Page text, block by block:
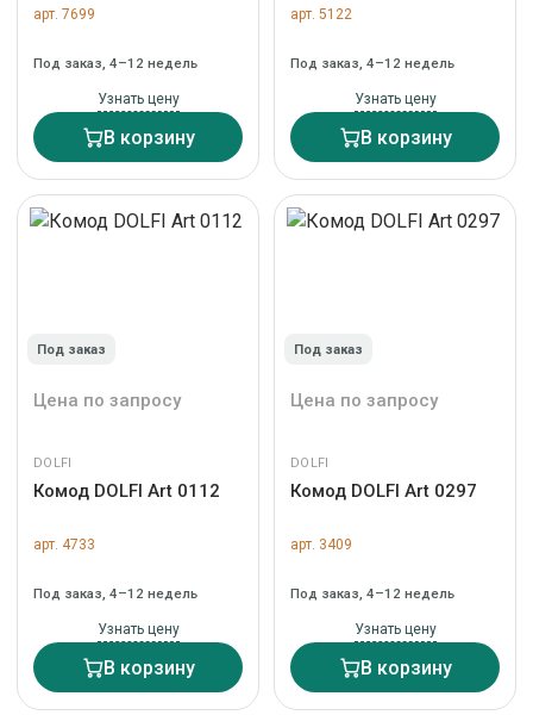
арт. 7699
Под заказ, 4–12 недель
Узнать цену
В корзину
арт. 5122
Под заказ, 4–12 недель
Узнать цену
В корзину
Под заказ
Цена по запросу
DOLFI
Комод DOLFI Art 0112
арт. 4733
Под заказ, 4–12 недель
Узнать цену
В корзину
Под заказ
Цена по запросу
DOLFI
Комод DOLFI Art 0297
арт. 3409
Под заказ, 4–12 недель
Узнать цену
В корзину